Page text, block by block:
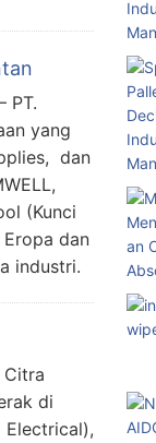
PT.
yang
dan
(Kunci
dan
industri.
Citra
di
Electrical),